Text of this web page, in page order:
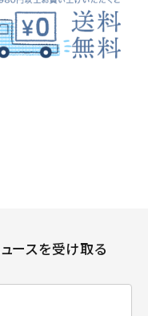
ースを受け取る